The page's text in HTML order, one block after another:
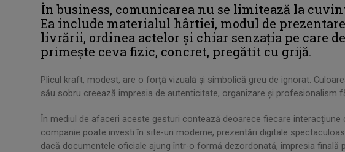
În business, comunicarea nu se limitează la
Ea include materialul hârtiei, modul de
livrării, ordinea actelor și chiar senzația pe care
primește ceva fizic, concret, pregătit cu grijă.
Plicul kraft, modest, are o forță vizuală și simbolică greu de ignorat.
său sobru creează impresia de autenticitate, organizare și profesionalism
În mediul de afaceri aceste gesturi contează deoarece fiecare interacțiune
companie poate investi în site-uri moderne, prezentări digitale
dacă documentele oficiale ajung într-o formă dezordonată, impresia finală